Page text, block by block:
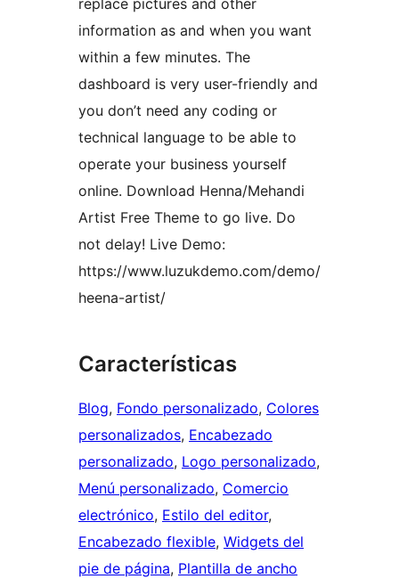
replace pictures and other
information as and when you want
within a few minutes. The
dashboard is very user-friendly and
you don’t need any coding or
technical language to be able to
operate your business yourself
online. Download Henna/Mehandi
Artist Free Theme to go live. Do
not delay! Live Demo:
https://www.luzukdemo.com/demo/
heena-artist/
Características
Blog, Fondo personalizado, Colores
personalizados, Encabezado
personalizado, Logo personalizado
Menú personalizado, Comercio
electrónico, Estilo del editor
Encabezado flexible, Widgets del
pie de página, Plantilla de ancho